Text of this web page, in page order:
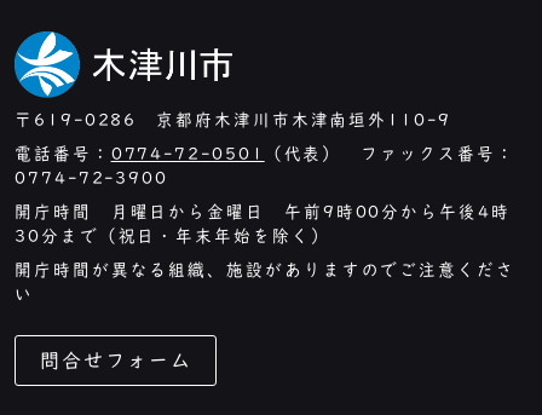
〒619-0286 京都府木津川市木津南垣外110-9
電話番号： 0774-72-0501
（代表） ファックス番号：
0774-72-3900
開庁時間 月曜日から金曜日 午前9時00分から午後4時
30分まで（祝日・年末年始を除く）
開庁時間が異なる組織、施設がありますのでご注意くださ
い
問合せフォーム